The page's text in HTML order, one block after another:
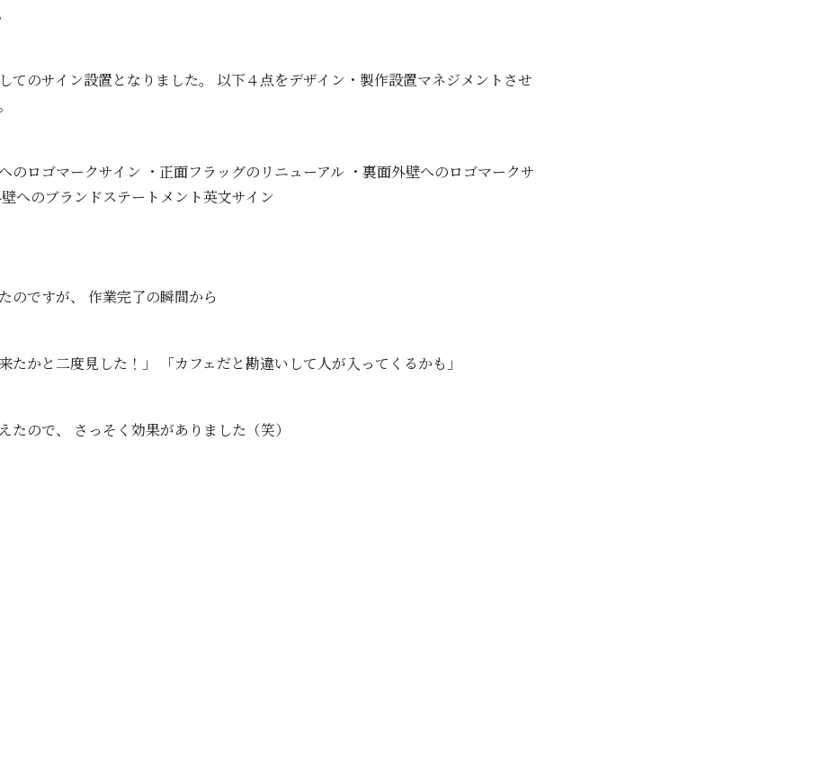
てのサイン設置となりました。 以下４点をデザイン・製作設置マネジメントさせ
のロゴマークサイン ・正面フラッグのリニューアル ・裏面外壁へのロゴマークサ
へのブランドステートメント英文サイン
のですが、 作業完了の瞬間から
たかと二度見した！」 「カフェだと勘違いして人が入ってくるかも」
たので、 さっそく効果がありました（笑）